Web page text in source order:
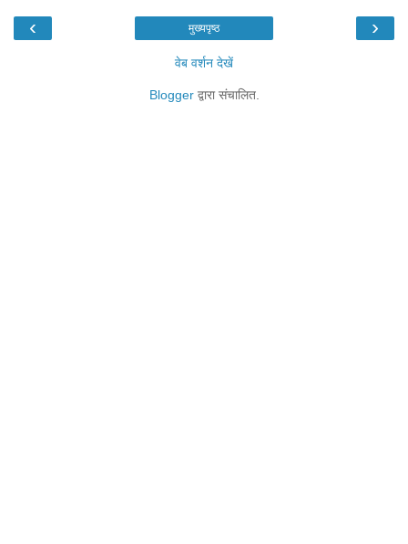
‹ ›
मुख्यपृष्ठ
वेब वर्शन देखें
Bloggerद्वारा संचालित.